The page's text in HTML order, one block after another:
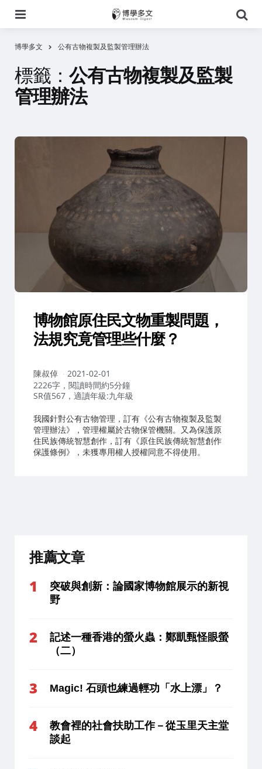
尋
博學多文 公有古物複製及監製管理辦法
標籤： 公有古物複製及監製
管理辦法
博物館原住民文物重製問題 ，
法規究竟管理些什麼？
作
者：
陳叔倬
2021-02-01
2226字，閱讀時間約5分鐘
SR值567，適讀年級:九年級
我國針對公有古物管理，訂有《公有古物複製及監製
管理辦法》，管理權屬於古物保管機關。又為保護原
住民族傳統智慧創作，訂有《原住民族傳統智慧創作
保護條例》，未獲專用權人授權同意不得使用。
推薦文章
突破與創新：論國家博物館展示的新視
野
記述一種香港的螢火蟲：鄭凱甄怪眼螢
（二）
Magic! 石頭也練過輕功「水上漂」？
教會裡的社會扶助工作－從玉里天主堂
談起